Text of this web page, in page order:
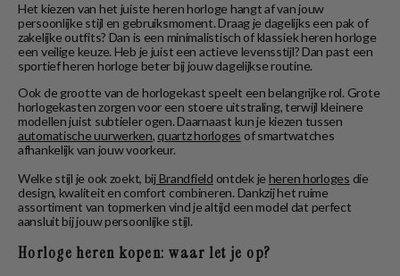
Het kiezen van het juiste heren horloge hangt af van jouw
persoonlijke stijl en gebruiksmoment. Draag je dagelijks een pak of
zakelijke outfits? Dan is een minimalistisch of klassiek heren horloge
een veilige keuze. Heb je juist een actieve levensstijl? Dan past een
sportief heren horloge beter bij jouw dagelijkse routine.
Ook de grootte van de horlogekast speelt een belangrijke rol. Grote
horlogekasten zorgen voor een stoere uitstraling, terwijl kleinere
modellen juist subtieler ogen. Daarnaast kun je kiezen tussen
automatische uurwerken, quartz horloges of smartwatches
afhankelijk van jouw voorkeur.
Welke stijl je ook zoekt, bijBrandfield ontdek je heren horloges die
design, kwaliteit en comfort combineren. Dankzij het ruime
assortiment van topmerken vind je altijd een model dat perfect
aansluit bij jouw persoonlijke stijl.
Horloge heren kopen: waar let je op?